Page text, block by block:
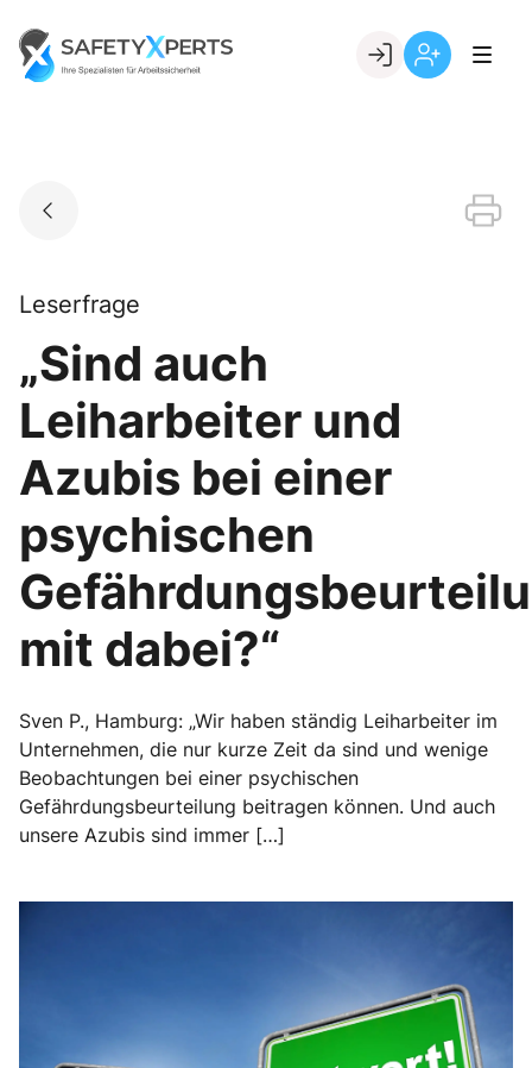
content
Go to landing page.
Leserfrage
„Sind auch
Leiharbeiter und
Azubis bei einer
psychischen
mit dabei?“
Sven P., Hamburg: „Wir haben ständig Leiharbeiter im
Unternehmen, die nur kurze Zeit da sind und wenige
Beobachtungen bei einer psychischen
Gefährdungsbeurteilung beitragen können. Und auch
unsere Azubis sind immer […]